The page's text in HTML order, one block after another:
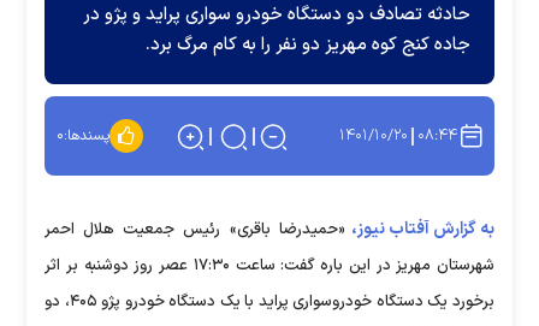
حادثه تصادف دو دستگاه خودرو سواری پراید و پژو در
جاده کنج کوه مهریز دو نفر را به کام مرگ برد.
۰۸:۴۴ ۱۴۰۱/۱۰/۲۰ پسندها:۰
به گزارش آفتاب نیوز، «حمیدرضا باقری» رئیس جمعیت هلال احمر
شهرستان مهریز در این باره گفت: ساعت ۱۷:۳۰ عصر روز دوشنبه بر اثر
برخورد یک دستگاه خودروسواری پراید با یک دستگاه خودرو پژو ۴۰۵، دو